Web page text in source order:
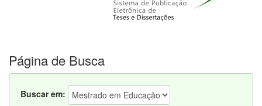
Página de Busca
Buscar em: